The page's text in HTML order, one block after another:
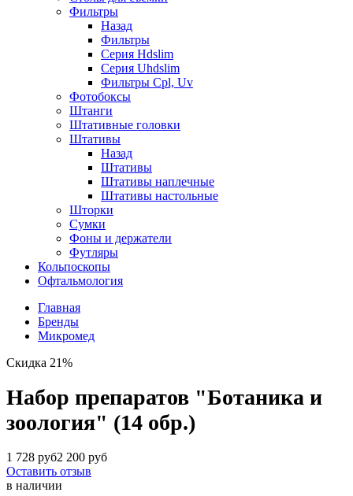
Фильтры
Назад
Фильтры
Серия Hdslim
Серия Uhdslim
Фильтры Cpl, Uv
Фотобоксы
Штанги
Штативные головки
Штативы
Назад
Штативы
Штативы наплечные
Штативы настольные
Шторки
Сумки
Фоны и держатели
Футляры
Кольпоскопы
Офтальмология
Главная
Бренды
Микромед
Скидка 21%
Набор препаратов "Ботаника и
зоология" (14 обр.)
1 728 руб2 200 руб
Оставить отзыв
в наличии